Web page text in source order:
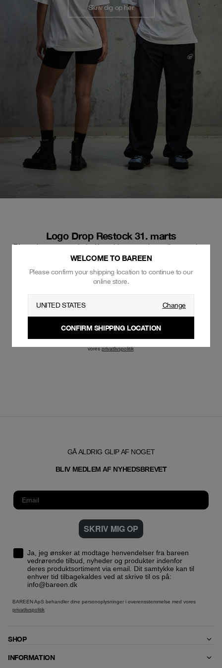
Skriv dig op her
Logo Drop Restock 31. marts
Efter at have været udsolgt i lang tid, er vores bestsellers som logo
edition t-shirts, hoodies og crewneck snart tilbage på lager. Skriv
dig op for at få besked, som den første, når de er tilgængelige.
SKRIV MIG OP
Ved at skrive dig op acceppterer du at modtage henvendelser fra bareen via
info@bareen.dk. Vi behandler dine personoplysninger i overensstemmelse med
voresprivatlivspolitik
GÅ ALDRIG GLIP AF NOGET
BLIV MEDLEM AF NYHEDSBREVET
SKRIV MIG OP
Ja, jeg ønsker at modtage henvendelser fra bareen
vedrørende tilbud, nyheder og produkter indenfor
deres produktsortiment via email. Dit samtykke kan til
enhver tid tilbagekaldes ved at skrive til os på:
info@bareen.dk
BAREEN ApS behandler dine personoplysninger i overensstemmelse med vores
privatlivspolitik
SHOP
INFORMATION
WELCOME TO BAREEN
Please confirm your shipping location to continue to our
online store.
UNITED STATES Change
CONFIRM SHIPPING LOCATION